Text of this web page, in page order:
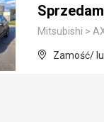
Mitsubishi >
Zamość/